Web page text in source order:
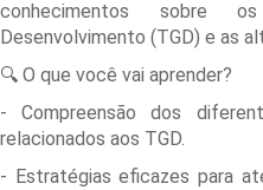
conhecimentos sobre
Desenvolvimento (TGD) e as
🔍 O que você vai aprender?
- Compreensão dos
relacionados aos TGD.
- Estratégias eficazes para